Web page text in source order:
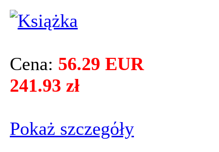
Cena: 56.29 EUR
241.93 zł
Pokaż szczegόły